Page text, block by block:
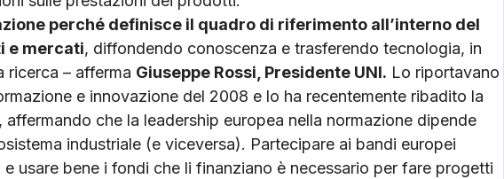
perché definisce il quadro di riferimento all’interno del
e mercati, diffondendo conoscenza e trasferendo tecnologia, in
ricerca – afferma Giuseppe Rossi, Presidente UNI. Lo riportavano
e innovazione del 2008 e lo ha recentemente ribadito la
che la leadership europea nella normazione dipende
industriale (e viceversa). Partecipare ai bandi europei
usare bene i fondi che li finanziano è necessario per fare progetti